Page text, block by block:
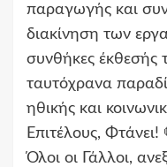
παραγωγής και
διακίνηση των
συνθήκες έκθεσής
ταυτόχρανα
ηθικής και
Επιτέλους,
Όλοι οι Γάλλοι,